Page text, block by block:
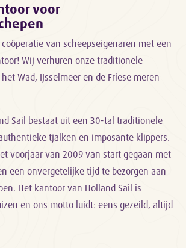
voor
van scheepseigenaren met een
Wij verhuren onze traditionele
Wad, IJsselmeer en de Friese meren
Sail bestaat uit een 30-tal traditionele
tjalken en imposante klippers.
voorjaar van 2009 van start gegaan met
een onvergetelijke tijd te bezorgen aan
Het kantoor van Holland Sail is
en ons motto luidt: eens gezeild, altijd